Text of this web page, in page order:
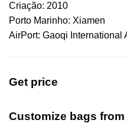
Criação: 2010
Porto Marinho: Xiamen
AirPort: Gaoqi International
Get price
Customize bags from